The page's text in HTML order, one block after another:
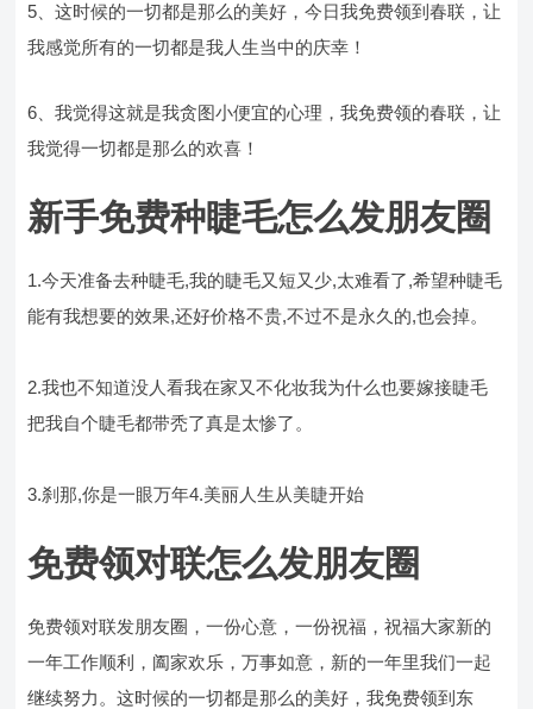
5、这时候的一切都是那么的美好，今日我免费领到春联，让
我感觉所有的一切都是我人生当中的庆幸！
6、我觉得这就是我贪图小便宜的心理，我免费领的春联，让
我觉得一切都是那么的欢喜！
新手免费种睫毛怎么发朋友圈
1.今天准备去种睫毛,我的睫毛又短又少,太难看了,希望种睫毛
能有我想要的效果,还好价格不贵,不过不是永久的,也会掉。
2.我也不知道没人看我在家又不化妆我为什么也要嫁接睫毛
把我自个睫毛都带秃了真是太惨了。
3.刹那,你是一眼万年4.美丽人生从美睫开始
免费领对联怎么发朋友圈
免费领对联发朋友圈，一份心意，一份祝福，祝福大家新的
一年工作顺利，阖家欢乐，万事如意，新的一年里我们一起
继续努力。这时候的一切都是那么的美好，我免费领到东